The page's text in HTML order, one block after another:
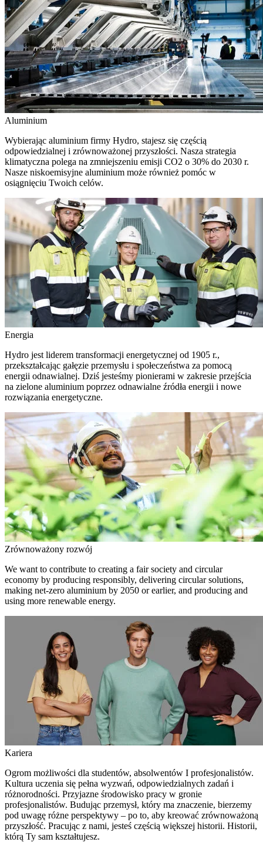
Aluminium
Wybierając aluminium firmy Hydro, stajesz się częścią
odpowiedzialnej i zrównoważonej przyszłości. Nasza strategia
klimatyczna polega na zmniejszeniu emisji CO2 o 30% do 2030 r.
Nasze niskoemisyjne aluminium może również pomóc w
osiągnięciu Twoich celów.
Energia
Hydro jest liderem transformacji energetycznej od 1905 r.,
przekształcając gałęzie przemysłu i społeczeństwa za pomocą
energii odnawialnej. Dziś jesteśmy pionierami w zakresie przejścia
na zielone aluminium poprzez odnawialne źródła energii i nowe
rozwiązania energetyczne.
Zrównoważony rozwój
We want to contribute to creating a fair society and circular
economy by producing responsibly, delivering circular solutions,
making net-zero aluminium by 2050 or earlier, and producing and
using more renewable energy.
Kariera
Ogrom możliwości dla studentów, absolwentów I profesjonalistów.
Kultura uczenia się pełna wyzwań, odpowiedzialnych zadań i
różnorodności. Przyjazne środowisko pracy w gronie
profesjonalistów. Budując przemysł, który ma znaczenie, bierzemy
pod uwagę różne perspektywy – po to, aby kreować zrównoważoną
przyszłość. Pracując z nami, jesteś częścią większej historii. Historii,
którą Ty sam kształtujesz.